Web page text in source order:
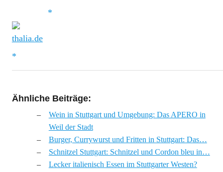
Ähnliche Beiträge:
Wein in Stuttgart und Umgebung: Das APERO in
Weil der Stadt
Burger, Currywurst und Fritten in Stuttgart: Das…
Schnitzel Stuttgart: Schnitzel und Cordon bleu in…
Lecker italienisch Essen im Stuttgarter Westen?